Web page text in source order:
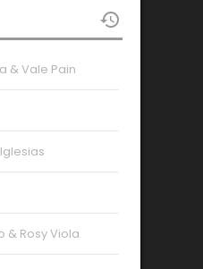
& Vale Pain
& Rosy Viola